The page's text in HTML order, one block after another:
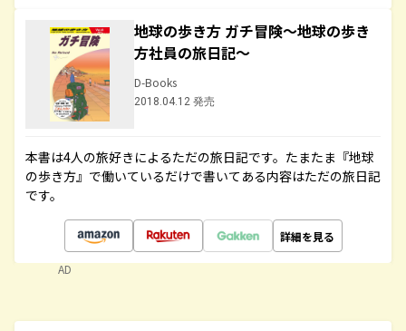
地球の歩き方 ガチ冒険～地球の歩き
方社員の旅日記～
D-Books
2018.04.12 発売
本書は4人の旅好きによるただの旅日記です。たまたま『地球
の歩き方』で働いているだけで書いてある内容はただの旅日記
です。
詳細を見る
AD